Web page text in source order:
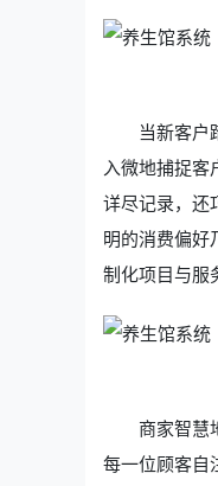
当新客户
入微地捕捉客
详尽记录，还
明的消费偏好
制化项目与服
商家智慧
每一位顾客自